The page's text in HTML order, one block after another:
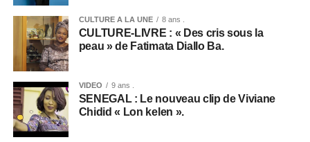
CULTURE A LA UNE 8 ans .
CULTURE-LIVRE : « Des cris sous la
peau » de Fatimata Diallo Ba.
VIDEO 9 ans .
SENEGAL : Le nouveau clip de Viviane
Chidid « Lon kelen ».